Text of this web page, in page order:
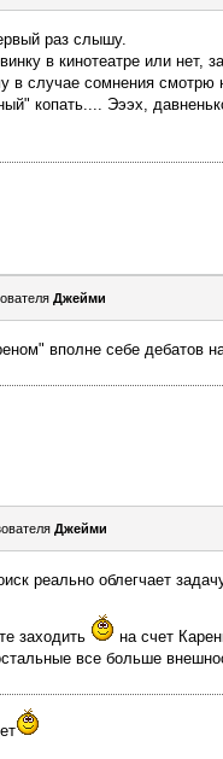
раз слышу.
в кинотеатре или
в случае сомнения смотрю
копать.... Эээх,
Джейми
вполне себе дебатов
Джейми
реально облегчает
заходить
на счет
все больше